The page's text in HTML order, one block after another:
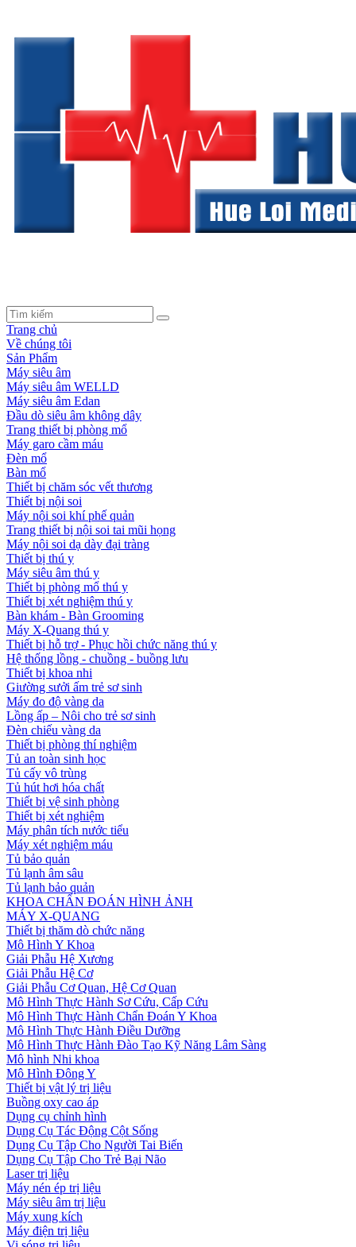
Trang chủ
Về chúng tôi
Sản Phẩm
Máy siêu âm
Máy siêu âm WELLD
Máy siêu âm Edan
Đầu dò siêu âm không dây
Trang thiết bị phòng mổ
Máy garo cầm máu
Đèn mổ
Bàn mổ
Thiết bị chăm sóc vết thương
Thiết bị nội soi
Máy nội soi khí phế quản
Trang thiết bị nội soi tai mũi họng
Máy nội soi dạ dày đại tràng
Thiết bị thú y
Máy siêu âm thú y
Thiết bị phòng mổ thú y
Thiết bị xét nghiệm thú y
Bàn khám - Bàn Grooming
Máy X-Quang thú y
Thiết bị hỗ trợ - Phục hồi chức năng thú y
Hệ thống lồng - chuồng - buồng lưu
Thiết bị khoa nhi
Giường sưởi ấm trẻ sơ sinh
Máy đo độ vàng da
Lồng ấp – Nôi cho trẻ sơ sinh
Đèn chiếu vàng da
Thiết bị phòng thí nghiệm
Tủ an toàn sinh học
Tủ cấy vô trùng
Tủ hút hơi hóa chất
Thiết bị vệ sinh phòng
Thiết bị xét nghiệm
Máy phân tích nước tiểu
Máy xét nghiệm máu
Tủ bảo quản
Tủ lạnh âm sâu
Tủ lạnh bảo quản
KHOA CHẨN ĐOÁN HÌNH ẢNH
MÁY X-QUANG
Thiết bị thăm dò chức năng
Mô Hình Y Khoa
Giải Phẫu Hệ Xương
Giải Phẫu Hệ Cơ
Giải Phẫu Cơ Quan, Hệ Cơ Quan
Mô Hình Thực Hành Sơ Cứu, Cấp Cứu
Mô Hình Thực Hành Chẩn Đoán Y Khoa
Mô Hình Thực Hành Điều Dưỡng
Mô Hình Thực Hành Đào Tạo Kỹ Năng Lâm Sàng
Mô hình Nhi khoa
Mô Hình Đông Y
Thiết bị vật lý trị liệu
Buồng oxy cao áp
Dụng cụ chỉnh hình
Dụng Cụ Tác Động Cột Sống
Dụng Cụ Tập Cho Người Tai Biến
Dụng Cụ Tập Cho Trẻ Bại Não
Laser trị liệu
Máy nén ép trị liệu
Máy siêu âm trị liệu
Máy xung kích
Máy điện trị liệu